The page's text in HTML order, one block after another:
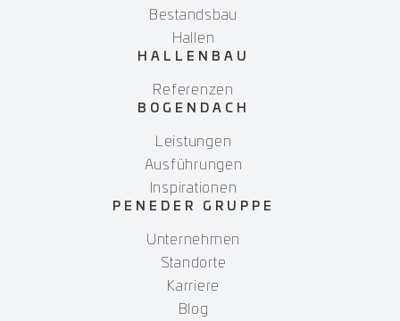
Bestandsbau
Hallen
HALLENBAU
Referenzen
BOGENDACH
Leistungen
Ausführungen
Inspirationen
PENEDER GRUPPE
Unternehmen
Standorte
Karriere
Blog